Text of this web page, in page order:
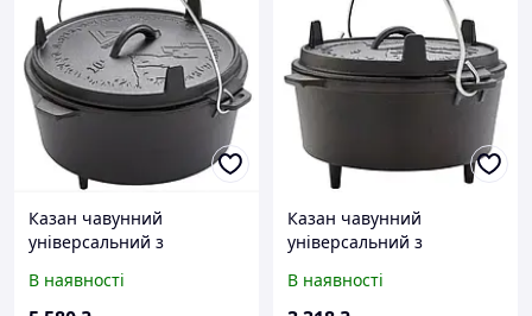
Казан чавунний
універсальний з
Pot 33 cm / 10 L Black
В наявності
Казан чавунний
універсальний з
Pot 25 cm / 4 L Black
В наявності